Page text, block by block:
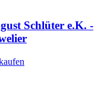
Schlüter e.K. -